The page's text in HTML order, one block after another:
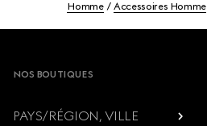
Homme Accessoires Homme
NOS BOUTIQUES
PAYS/RÉGION, VILLE